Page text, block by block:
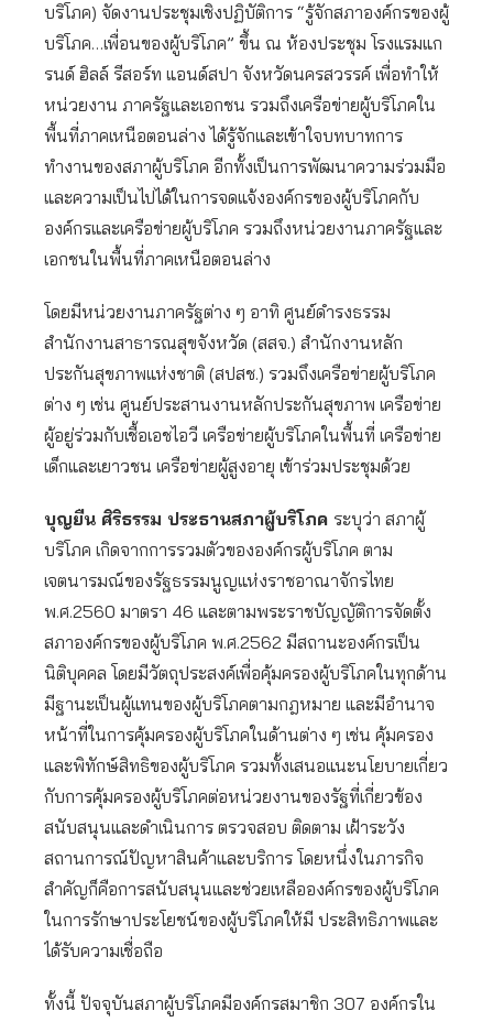
บริโภค) จัดงานประชุมเชิงปฏิบัติการ “รู้จักสภาองค์กรของผู้
บริโภค…เพื่อนของผู้บริโภค” ขึ้น ณ ห้องประชุม โรงแรมแก
รนด์ ฮิลล์ รีสอร์ท แอนด์สปา จังหวัดนครสวรรค์ เพื่อทำให้
หน่วยงาน ภาครัฐและเอกชน รวมถึงเครือข่ายผู้บริโภคใน
พื้นที่ภาคเหนือตอนล่าง ได้รู้จักและเข้าใจบทบาทการ
ทำงานของสภาผู้บริโภค อีกทั้งเป็นการพัฒนาความร่วมมือ
และความเป็นไปได้ในการจดแจ้งองค์กรของผู้บริโภคกับ
องค์กรและเครือข่ายผู้บริโภค รวมถึงหน่วยงานภาครัฐและ
เอกชนในพื้นที่ภาคเหนือตอนล่าง
โดยมีหน่วยงานภาครัฐต่าง ๆ อาทิ ศูนย์ดำรงธรรม
สำนักงานสาธารณสุขจังหวัด (สสจ.) สำนักงานหลัก
ประกันสุขภาพแห่งชาติ (สปสช.) รวมถึงเครือข่ายผู้บริโภค
ต่าง ๆ เช่น ศูนย์ประสานงานหลักประกันสุขภาพ เครือข่าย
ผู้อยู่ร่วมกับเชื้อเอชไอวี เครือข่ายผู้บริโภคในพื้นที่ เครือข่าย
เด็กและเยาวชน เครือข่ายผู้สูงอายุ เข้าร่วมประชุมด้วย
บุญยืน ศิริธรรม ประธานสภาผู้บริโภค ระบุว่า สภาผู้
บริโภค เกิดจากการรวมตัวขององค์กรผู้บริโภค ตาม
เจตนารมณ์ของรัฐธรรมนูญแห่งราชอาณาจักรไทย
พ.ศ.2560 มาตรา 46 และตามพระราชบัญญัติการจัดตั้ง
สภาองค์กรของผู้บริโภค พ.ศ.2562 มีสถานะองค์กรเป็น
นิติบุคคล โดยมีวัตถุประสงค์เพื่อคุ้มครองผู้บริโภคในทุกด้าน
มีฐานะเป็นผู้แทนของผู้บริโภคตามกฎหมาย และมีอำนาจ
หน้าที่ในการคุ้มครองผู้บริโภคในด้านต่าง ๆ เช่น คุ้มครอง
และพิทักษ์สิทธิของผู้บริโภค รวมทั้งเสนอแนะนโยบายเกี่ยว
กับการคุ้มครองผู้บริโภคต่อหน่วยงานของรัฐที่เกี่ยวข้อง
สนับสนุนและดำเนินการ ตรวจสอบ ติดตาม เฝ้าระวัง
สถานการณ์ปัญหาสินค้าและบริการ โดยหนึ่งในภารกิจ
สำคัญก็คือการสนับสนุนและช่วยเหลือองค์กรของผู้บริโภค
ในการรักษาประโยชน์ของผู้บริโภคให้มี ประสิทธิภาพและ
ได้รับความเชื่อถือ
ทั้งนี้ ปัจจุบันสภาผู้บริโภคมีองค์กรสมาชิก 307 องค์กรใน